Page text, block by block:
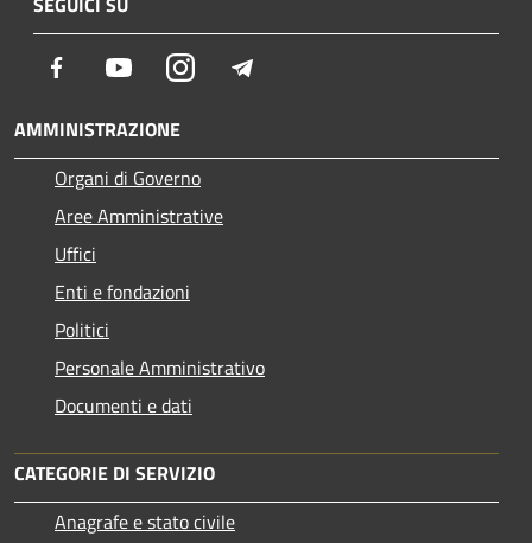
Facebook YoutubeInstagram
AMMINISTRAZIONE
Organi di Governo
Aree Amministrative
Uffici
Enti e fondazioni
Politici
Personale Amministrativo
Documenti e dati
CATEGORIE DI SERVIZIO
Anagrafe e stato civile